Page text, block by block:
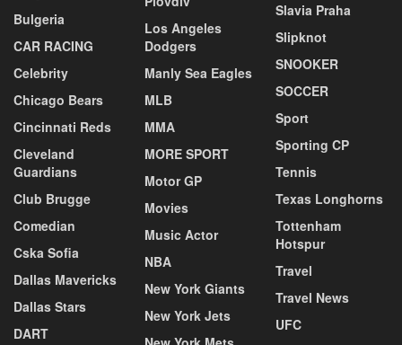
Bulgeria
CAR RACING
Celebrity
Chicago Bears
Cincinnati Reds
Cleveland
Guardians
Club Brugge
Comedian
Cska Sofia
Dallas Mavericks
Dallas Stars
DART
Los Angeles
Dodgers
Manly Sea Eagles
MLB
MMA
MORE SPORT
Motor GP
Movies
Music Actor
NBA
New York Giants
New York Jets
Slavia Praha
Slipknot
SNOOKER
SOCCER
Sport
Sporting CP
Tennis
Texas Longhorns
Tottenham
Hotspur
Travel
Travel News
UFC